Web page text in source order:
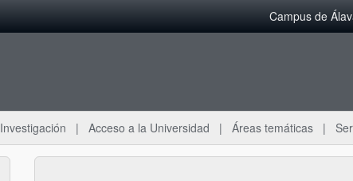
Campus de
Investigación Acceso a la Universidad Áreas temáticas